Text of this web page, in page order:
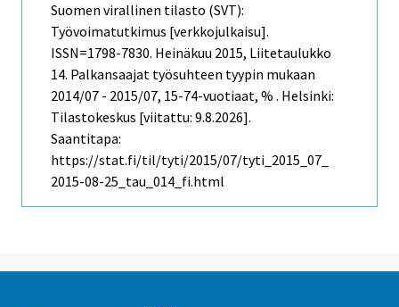
Suomen virallinen tilasto (SVT):
Työvoimatutkimus [verkkojulkaisu].
ISSN=1798-7830. Heinäkuu 2015, Liitetaulukko
14. Palkansaajat työsuhteen tyypin mukaan
2014/07 - 2015/07, 15-74-vuotiaat, % . Helsinki:
Tilastokeskus [viitattu: 9.8.2026].
Saantitapa:
https://stat.fi/til/tyti/2015/07/tyti_2015_07_
2015-08-25_tau_014_fi.html